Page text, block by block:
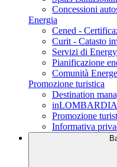
Concessioni
Energia
Cened -
Curit - Catasto
Servizi di
Pianificazione
Comunità
Promozione turistica
Destination
inLOMBARDIA
Promozione
Informativa